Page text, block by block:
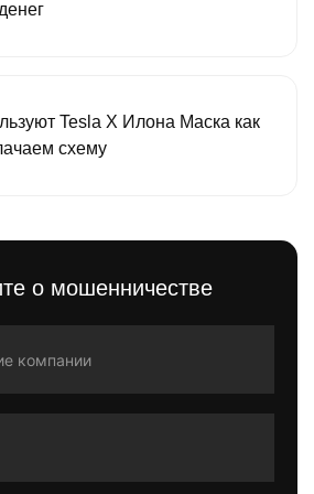
Tesla X Илона Маска как
схему
о мошенничестве